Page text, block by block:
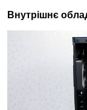
Внутрішнє